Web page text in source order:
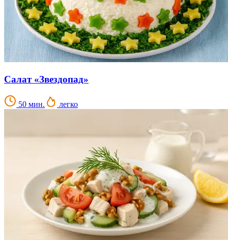
Салат «Звездопад»
50 мин. легко